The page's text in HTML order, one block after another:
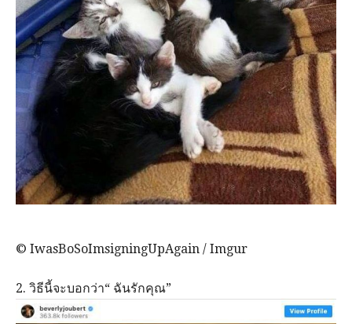
© IwasBoSoImsigningUpAgain / Imgur
2. วิธีนี้จะบอกว่า“ ฉันรักคุณ”